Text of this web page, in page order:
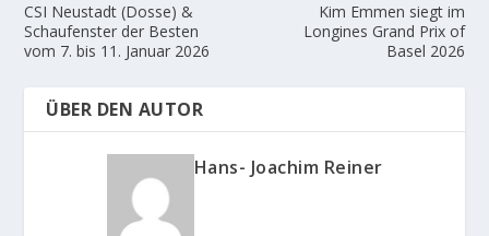
CSI Neustadt (Dosse) &
Schaufenster der Besten
vom 7. bis 11. Januar 2026
Kim Emmen siegt im
Longines Grand Prix of
Basel 2026
ÜBER DEN AUTOR
Hans- Joachim Reiner